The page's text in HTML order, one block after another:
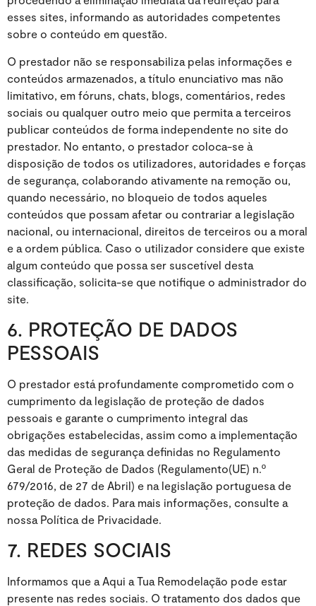
esses sites, informando as autoridades competentes
sobre o conteúdo em questão.
O prestador não se responsabiliza pelas informações e
conteúdos armazenados, a título enunciativo mas não
limitativo, em fóruns, chats, blogs, comentários, redes
sociais ou qualquer outro meio que permita a terceiros
publicar conteúdos de forma independente no site do
prestador. No entanto, o prestador coloca-se à
disposição de todos os utilizadores, autoridades e forças
de segurança, colaborando ativamente na remoção ou,
quando necessário, no bloqueio de todos aqueles
conteúdos que possam afetar ou contrariar a legislação
nacional, ou internacional, direitos de terceiros ou a moral
e a ordem pública. Caso o utilizador considere que existe
algum conteúdo que possa ser suscetível desta
classificação, solicita-se que notifique o administrador do
site.
6. PROTEÇÃO DE DADOS
PESSOAIS
O prestador está profundamente comprometido com o
cumprimento da legislação de proteção de dados
pessoais e garante o cumprimento integral das
obrigações estabelecidas, assim como a implementação
das medidas de segurança definidas no Regulamento
Geral de Proteção de Dados (Regulamento(UE) n.º
679/2016, de 27 de Abril) e na legislação portuguesa de
proteção de dados. Para mais informações, consulte a
nossa Política de Privacidade.
7. REDES SOCIAIS
Informamos que a Aqui a Tua Remodelação pode estar
presente nas redes sociais. O tratamento dos dados que